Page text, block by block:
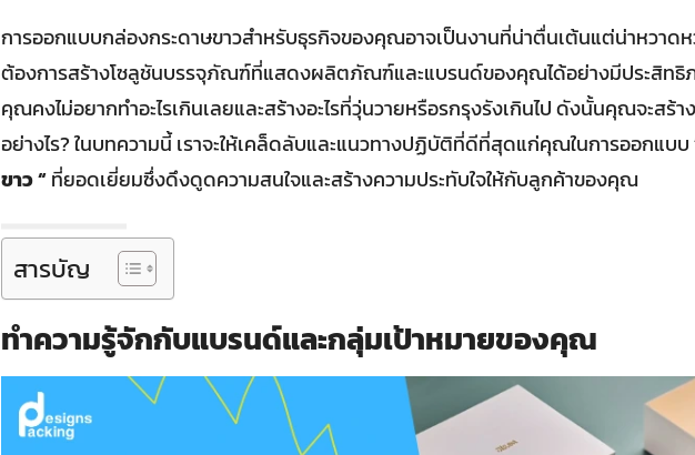
การออกแบบกล่องกระดาษขาวสำหรับธุรกิจของคุณอาจเป็นงานที่น่าตื่นเต้นแต่น่าหวาด
ต้องการสร้างโซลูชันบรรจุภัณฑ์ที่แสดงผลิตภัณฑ์และแบรนด์ของคุณได้อย่างมีประสิทธิ
คุณคงไม่อยากทำอะไรเกินเลยและสร้างอะไรที่วุ่นวายหรือรกรุงรังเกินไป ดังนั้นคุณจะสร้
อย่างไร? ในบทความนี้ เราจะให้เคล็ดลับและแนวทางปฏิบัติที่ดีที่สุดแก่คุณในการออกแบบ
ขาว “ที่ยอดเยี่ยมซึ่งดึงดูดความสนใจและสร้างความประทับใจให้กับลูกค้าของคุณ
สารบัญ
ทำความรู้จักกับแบรนด์และกลุ่มเป้าหมายของคุณ